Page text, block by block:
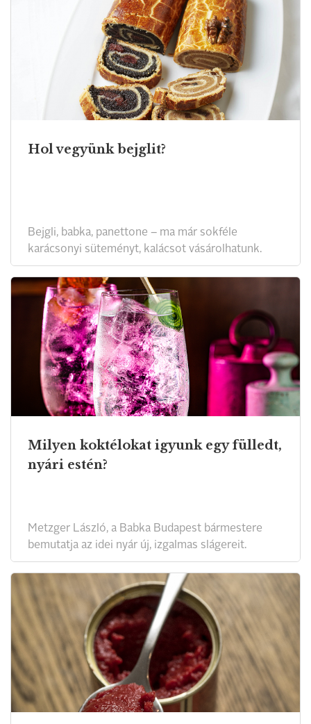
Hol vegyünk bejglit?
Bejgli, babka, panettone – ma már sokféle
karácsonyi süteményt, kalácsot vásárolhatunk.
Milyen koktélokat igyunk egy fülledt,
nyári estén?
Metzger László, a Babka Budapest bármestere
bemutatja az idei nyár új, izgalmas slágereit.